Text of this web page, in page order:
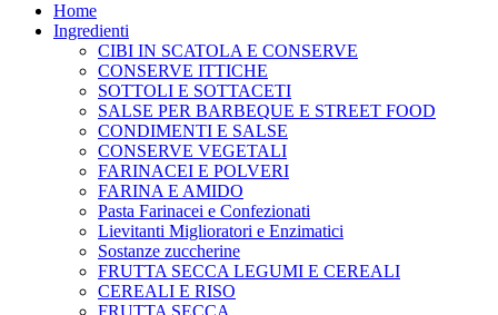
Home
Ingredienti
CIBI IN SCATOLA E CONSERVE
CONSERVE ITTICHE
SOTTOLI E SOTTACETI
SALSE PER BARBEQUE E STREET FOOD
CONDIMENTI E SALSE
CONSERVE VEGETALI
FARINACEI E POLVERI
FARINA E AMIDO
Pasta Farinacei e Confezionati
Lievitanti Miglioratori e Enzimatici
Sostanze zuccherine
FRUTTA SECCA LEGUMI E CEREALI
CEREALI E RISO